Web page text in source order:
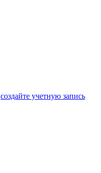
создайте учетную запись